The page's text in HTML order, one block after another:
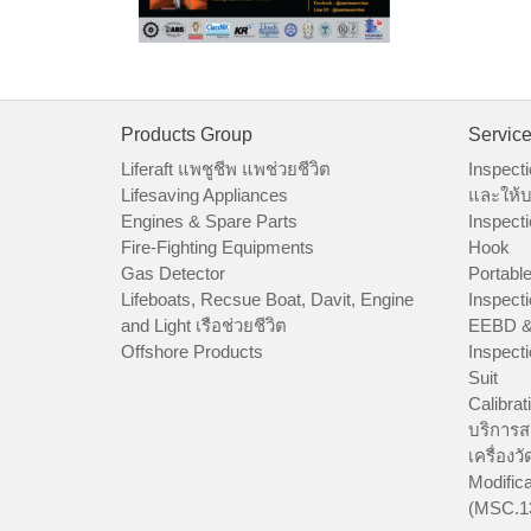
Products Group
Liferaft แพชูชีพ แพช่วยชีวิต
Lifesaving Appliances
Engines & Spare Parts
Fire-Fighting Equipments
Gas Detector
Lifeboats, Recsue Boat, Davit, Engine
and Light เรือช่วยชีวิต
Offshore Products
และให้
Hook
EEBD
Suit
บริการ
เครื่อง